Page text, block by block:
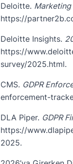
Deloitte. Marketing
https://
Deloitte Insights.
https://
survey/2025.html.
CMS. GDPR
enforcement-
DLA Piper. GDPR
https://
2025.